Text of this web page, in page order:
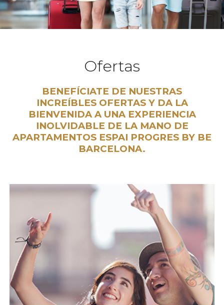
Ofertas
BENEFÍCIATE DE NUESTRAS
INCREÍBLES OFERTAS Y DA LA
BIENVENIDA A UNA EXPERIENCIA
INOLVIDABLE DE LA MANO DE
APARTAMENTOS ESPAI PROGRES BY BE
BARCELONA.